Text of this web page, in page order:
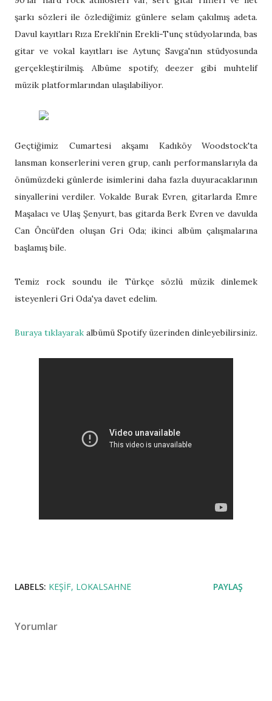
şarkı sözleri ile özlediğimiz günlere selam çakılmış adeta.
Davul kayıtları Rıza Erekli'nin Erekli-Tunç stüdyolarında, bas
gitar ve vokal kayıtları ise Aytunç Savga'nın stüdyosunda
gerçekleştirilmiş. Albüme spotify, deezer gibi muhtelif
müzik platformlarından ulaşılabiliyor.
Geçtiğimiz Cumartesi akşamı Kadıköy Woodstock'ta
lansman konserlerini veren grup, canlı performanslarıyla da
önümüzdeki günlerde isimlerini daha fazla duyuracaklarının
sinyallerini verdiler. Vokalde Burak Evren, gitarlarda Emre
Maşalacı ve Ulaş Şenyurt, bas gitarda Berk Evren ve davulda
Can Öncül'den oluşan Gri Oda; ikinci albüm çalışmalarına
başlamış bile.
Temiz rock soundu ile Türkçe sözlü müzik dinlemek
isteyenleri Gri Oda'ya davet edelim.
Buraya tıklayarak albümü Spotify üzerinden dinleyebilirsiniz.
LABELS: KEŞIF LOKALSAHNE PAYLAŞ
Yorumlar